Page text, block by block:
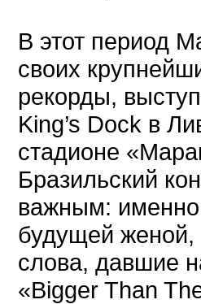
В этот период
своих
рекорды,
King’s Dock в
стадионе
Бразильский
важным: именно
будущей женой,
слова, давшие
«Bigger Than